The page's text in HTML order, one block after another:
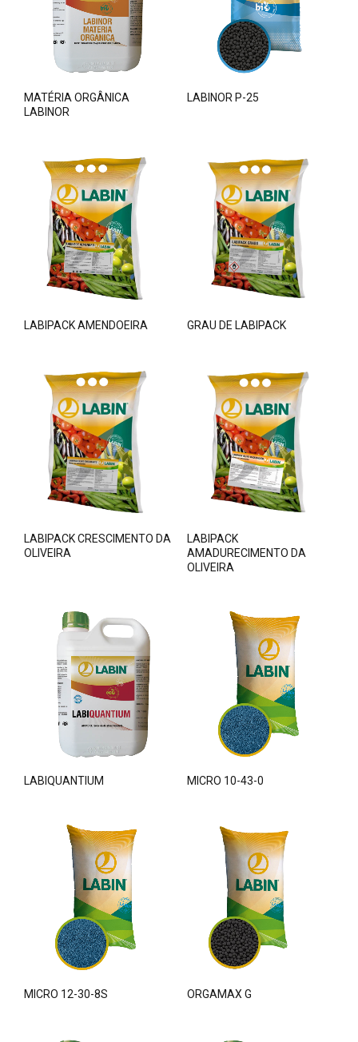
MATÉRIA ORGÂNICA
LABINOR
LABINOR P-25
LABIPACK AMENDOEIRA GRAU DE LABIPACK
LABIPACK CRESCIMENTO DA
OLIVEIRA
LABIPACK
AMADURECIMENTO DA
OLIVEIRA
LABIQUANTIUM MICRO 10-43-0
MICRO 12-30-8S ORGAMAX G